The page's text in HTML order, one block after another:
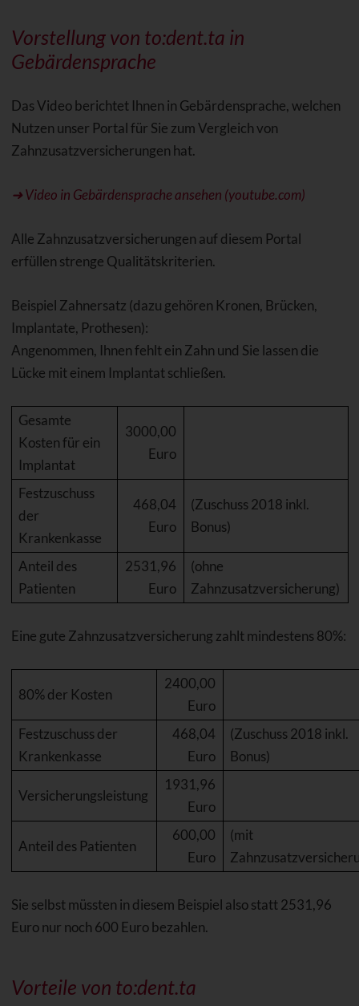
Vorstellung von to:dent.ta in
Gebärdensprache
Das Video berichtet Ihnen in Gebärdensprache, welchen
Nutzen unser Portal für Sie zum Vergleich von
Zahnzusatzversicherungen hat.
➜ Video in Gebärdensprache ansehen (youtube.com)
Alle Zahnzusatzversicherungen auf diesem Portal
erfüllen strenge Qualitätskriterien.
Beispiel Zahnersatz (dazu gehören Kronen, Brücken,
Implantate, Prothesen):
Angenommen, Ihnen fehlt ein Zahn und Sie lassen die
Lücke mit einem Implantat schließen.
Gesamte
Kosten für ein
Implantat
3000,00
Euro
Festzuschuss
der
Krankenkasse
468,04
Euro
(Zuschuss 2018 inkl.
Bonus)
Anteil des
Patienten
2531,96
Euro
(ohne
Zahnzusatzversicherung)
Eine gute Zahnzusatzversicherung zahlt mindestens 80%:
80% der Kosten
2400,00
Euro
Festzuschuss der
Krankenkasse
468,04
Euro
(Zuschuss 2018 inkl.
Bonus)
Versicherungsleistung
1931,96
Euro
Anteil des Patienten
600,00
Euro
(mit
Sie selbst müssten in diesem Beispiel also statt 2531,96
Euro nur noch 600 Euro bezahlen.
Vorteile von to:dent.ta